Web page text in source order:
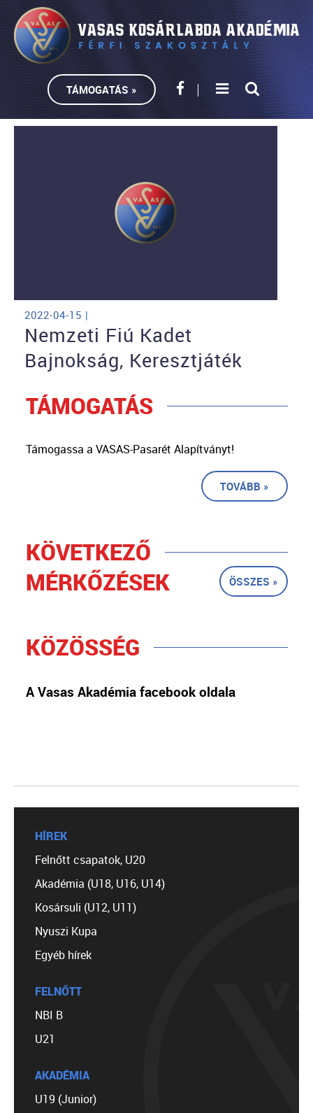
TÁMOGATÁS »
2022-04-15 |
Nemzeti Fiú Kadet
Bajnokság, Keresztjáték
TÁMOGATÁS
Támogassa a VASAS-Pasarét Alapítványt!
TOVÁBB »
KÖVETKEZŐ
MÉRKŐZÉSEK
ÖSSZES »
KÖZÖSSÉG
A Vasas Akadémia facebook oldala
HÍREK
Felnőtt csapatok, U20
Akadémia (U18, U16, U14)
Kosársuli (U12, U11)
Nyuszi Kupa
Egyéb hírek
FELNŐTT
NBI B
U21
AKADÉMIA
U19 (Junior)